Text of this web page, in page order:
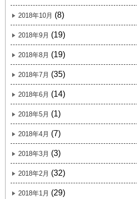
2018年10月 (8)
2018年9月 (19)
2018年8月 (19)
2018年7月 (35)
2018年6月 (14)
2018年5月 (1)
2018年4月 (7)
2018年3月 (3)
2018年2月 (32)
2018年1月 (29)